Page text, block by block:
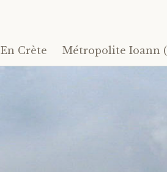
En Crète Métropolite Ioann